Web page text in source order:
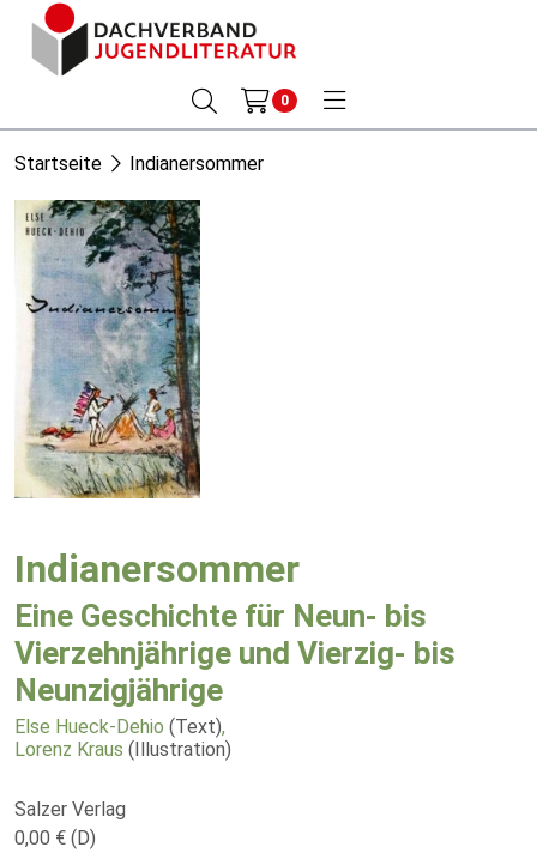
0
Startseite Indianersommer
Indianersommer
Eine Geschichte für Neun- bis
Vierzehnjährige und Vierzig- bis
Neunzigjährige
Else Hueck-Dehio (Text),
Lorenz Kraus (Illustration)
Salzer Verlag
0,00 € (D)